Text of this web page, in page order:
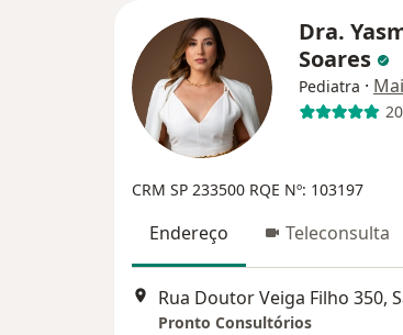
Dra.
Soares
Pediatra ·
CRM SP 233500 RQE Nº: 103197
Endereço Teleconsulta
Rua Doutor Veiga Filho 350,
Pronto Consultórios